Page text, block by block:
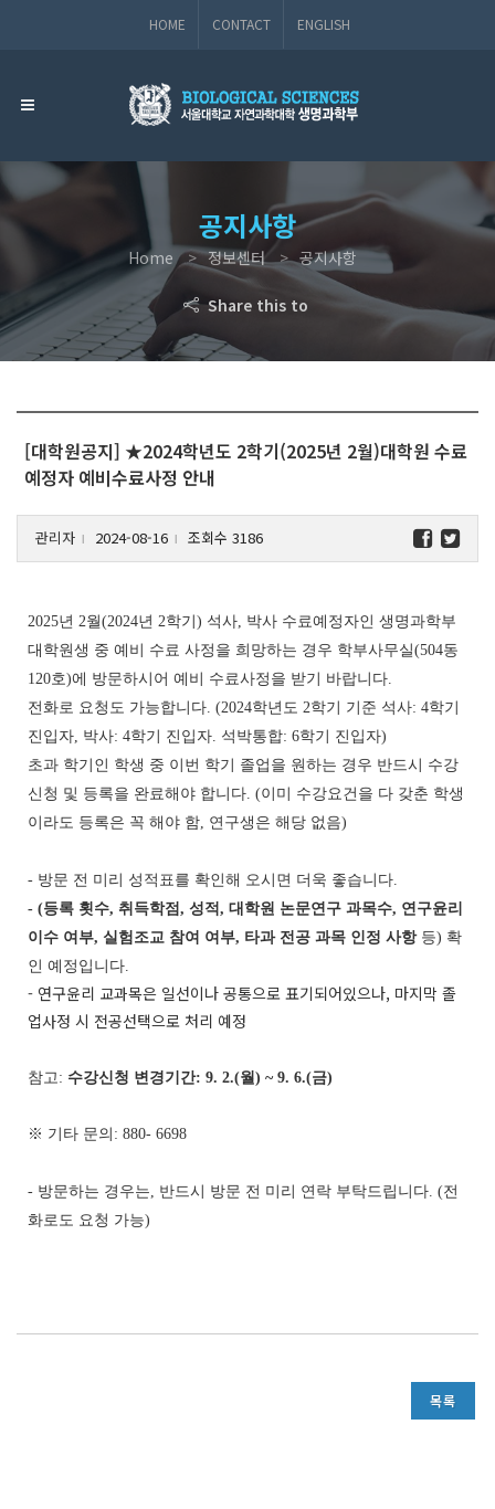
HOME CONTACT ENGLISH
공지사항
Home 정보센터 공지사항
Share this to
[대학원공지] ★2024학년도 2학기(2025년 2월)대학원 수료
예정자 예비수료사정 안내
관리자 l 2024-08-16 l 조회수 3186
2025년 2월(2024년 2학기) 석사 박사 수료예정자인 생명과학부
대학원생 중 예비 수료 사정을 희망하는 경우 학부사무실(504동
120호)에 방문하시어 예비 수료사정을 받기 바랍니다
전화로 요청도 가능합니다 . (2024학년도 2학기 기준 석사: 4학기
진입자 박사: 4학기 진입자 석박통합: 6학기 진입자)
초과 학기인 학생 중 이번 학기 졸업을 원하는 경우 반드시 수강
신청 및 등록을 완료해야 합니다 . (이미 수강요건을 다 갖춘 학생
이라도 등록은 꼭 해야 함 연구생은 해당 없음)
- 방문 전 미리 성적표를 확인해 오시면 더욱 좋습니다
- (등록 횟수, 취득학점 , 성적 , 대학원 논문연구 과목수, 연구윤리
이수 여부, 실험조교 참여 여부, 타과 전공 과목 인정 사항등) 확
인 예정입니다
- 연구윤리 교과목은 일선이나 공통으로 표기되어있으나, 마지막 졸
업사정 시 전공선택으로 처리 예정
참고 : 수강신청 변경기간: 9. 2.(월 ) ~ 9. 6.(금)
※ 기타 문의 : 880- 6698
- 방문하는 경우는 반드시 방문 전 미리 연락 부탁드립니다 . (전
화로도 요청 가능)
목록